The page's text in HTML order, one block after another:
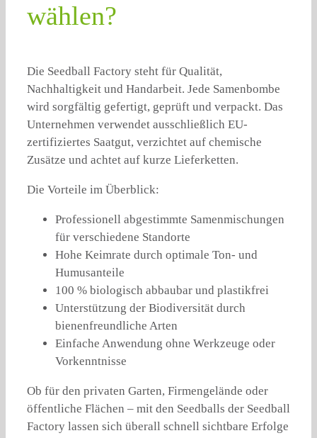
wählen?
Die Seedball Factory steht für Qualität,
Nachhaltigkeit und Handarbeit. Jede Samenbombe
wird sorgfältig gefertigt, geprüft und verpackt. Das
Unternehmen verwendet ausschließlich EU-
zertifiziertes Saatgut, verzichtet auf chemische
Zusätze und achtet auf kurze Lieferketten.
Die Vorteile im Überblick:
Professionell abgestimmte Samenmischungen
für verschiedene Standorte
Hohe Keimrate durch optimale Ton- und
Humusanteile
100 % biologisch abbaubar und plastikfrei
Unterstützung der Biodiversität durch
bienenfreundliche Arten
Einfache Anwendung ohne Werkzeuge oder
Vorkenntnisse
Ob für den privaten Garten, Firmengelände oder
öffentliche Flächen – mit den Seedballs der Seedball
Factory lassen sich überall schnell sichtbare Erfolge